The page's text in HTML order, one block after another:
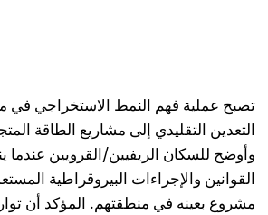
تصبح عملية فهم النمط الاستخراجي في
التعدين التقليدي إلى مشاريع الطاقة
وأوضح للسكان الريفيين/القرويين عندما
القوانين والإجراءات البيروقراطية
مشروع بعينه في منطقتهم. المؤكد أن